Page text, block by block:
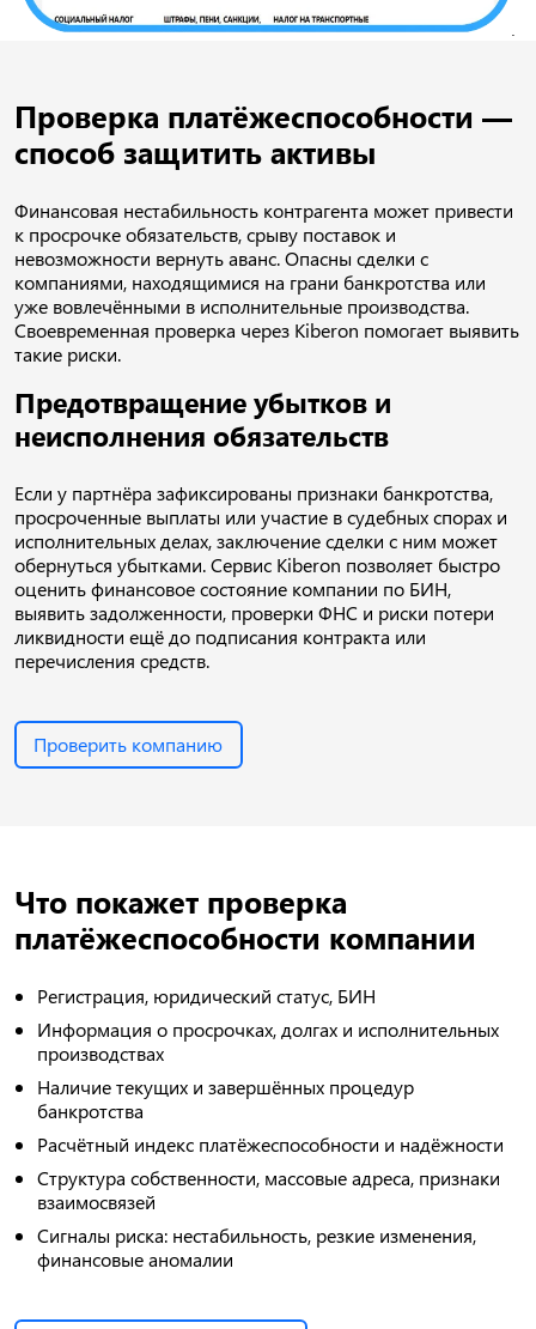
Проверка платёжеспособности —
способ защитить активы
Финансовая нестабильность контрагента может привести
к просрочке обязательств, срыву поставок и
невозможности вернуть аванс. Опасны сделки с
компаниями, находящимися на грани банкротства или
уже вовлечёнными в исполнительные производства.
Своевременная проверка через Kiberon помогает выявить
такие риски.
Предотвращение убытков и
неисполнения обязательств
Если у партнёра зафиксированы признаки банкротства,
просроченные выплаты или участие в судебных спорах и
исполнительных делах, заключение сделки с ним может
обернуться убытками. Сервис Kiberon позволяет быстро
оценить финансовое состояние компании по БИН,
выявить задолженности, проверки ФНС и риски потери
ликвидности ещё до подписания контракта или
перечисления средств.
Проверить компанию
Что покажет проверка
платёжеспособности компании
Регистрация, юридический статус, БИН
Информация о просрочках, долгах и исполнительных
производствах
Наличие текущих и завершённых процедур
банкротства
Расчётный индекс платёжеспособности и надёжности
Структура собственности, массовые адреса, признаки
взаимосвязей
Сигналы риска: нестабильность, резкие изменения,
финансовые аномалии